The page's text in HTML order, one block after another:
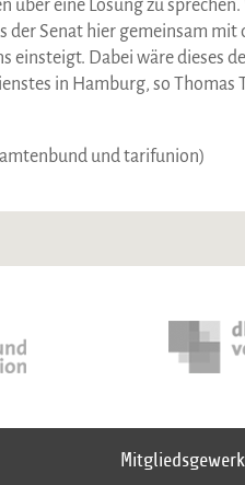
eine Lösung zu
der Senat hier gemeinsam
einsteigt. Dabei wäre dieses
in Hamburg, so Thomas
und tarifunion)